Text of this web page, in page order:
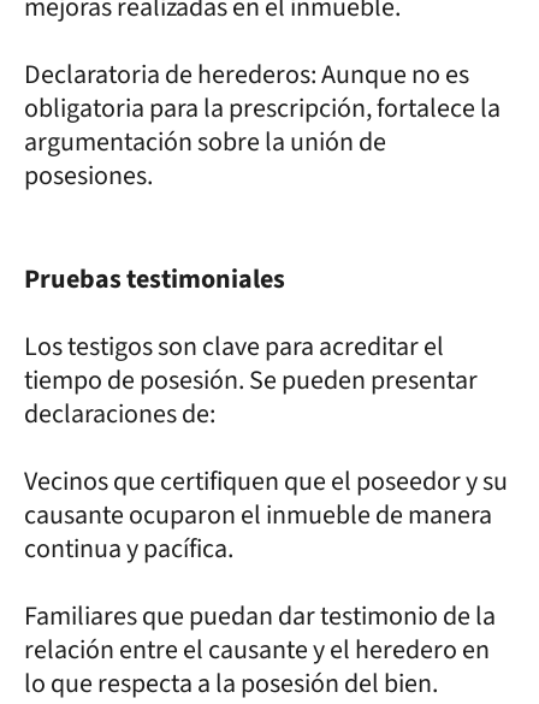
Declaratoria de herederos: Aunque no es
obligatoria para la prescripción, fortalece la
argumentación sobre la unión de
posesiones.
Pruebas testimoniales
Los testigos son clave para acreditar el
tiempo de posesión. Se pueden presentar
declaraciones de:
Vecinos que certifiquen que el poseedor y su
causante ocuparon el inmueble de manera
continua y pacífica.
Familiares que puedan dar testimonio de la
relación entre el causante y el heredero en
lo que respecta a la posesión del bien.